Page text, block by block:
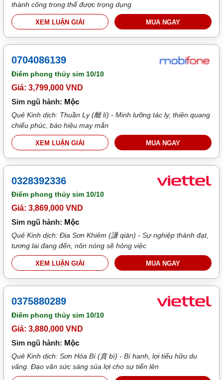
thành công trong thế được trọng dụng
XEM LUẬN GIẢI MUA NGAY
0704086139
Điểm phong thủy sim 10/10
Giá: 3,799,000 VND
Sim ngũ hành: Mộc
Quẻ Kinh dịch: Thuần Ly (離 lí) - Minh lưỡng tác ly, thiên quang
chiếu phúc, báo hiệu may mắn
XEM LUẬN GIẢI MUA NGAY
0328392336
Điểm phong thủy sim10/10
Giá: 3,869,000 VND
Sim ngũ hành: Mộc
Quẻ Kinh dịch: Địa Sơn Khiêm (謙 qiān) - Sự nghiệp thành đạt,
tương lai đang đến, nôn nóng sẽ hỏng việc
XEM LUẬN GIẢI MUA NGAY
0375880289
Điểm phong thủy sim 10/10
Giá: 3,880,000 VND
Sim ngũ hành: Mộc
Quẻ Kinh dịch: Sơn Hỏa Bí (賁 bì) - Bí hanh, lợi tiểu hữu du
vãng. Đạo văn sức sáng sủa lợi cho sự tiến lên